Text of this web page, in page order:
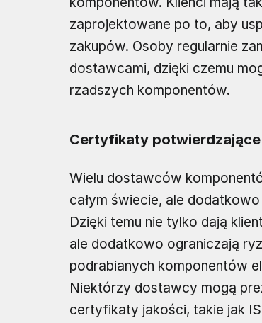
zaprojektowane po to, aby
zakupów. Osoby regularnie
dostawcami, dzięki czemu
rzadszych komponentów.
Certyfikaty
Wielu dostawców
całym świecie, ale
Dzięki temu nie tylko dają
ale dodatkowo ograniczają
podrabianych komponentów
Niektórzy dostawcy mogą
certyfikaty jakości, takie jak